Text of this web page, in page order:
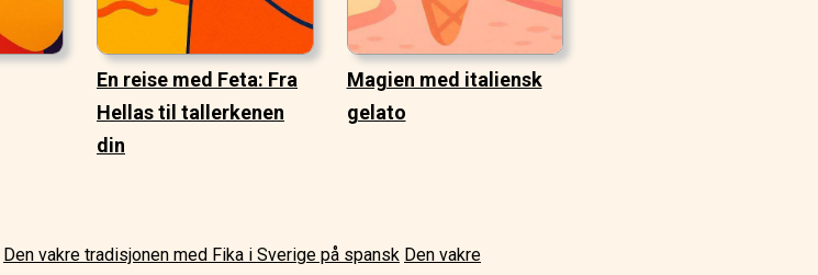
En reise med Feta: Fra
Hellas til tallerkenen
din
Magien med italiensk
gelato
Den vakre tradisjonen med Fika i Sverige på spansk Den vakre